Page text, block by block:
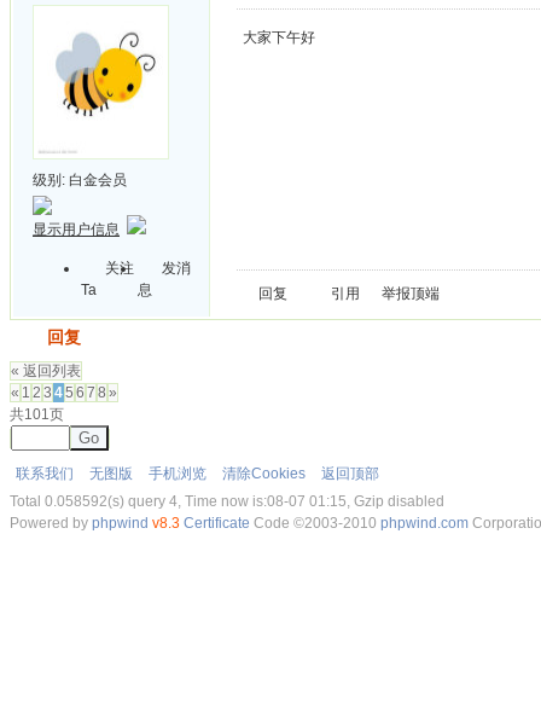
级别: 白金会员
显示用户信息
关注
Ta
发消
息
大家下午好
回复 引用 举报顶端
回复
« 返回列表
« 1 2 3 45 6 7 8 »
共101页
Go
联系我们 无图版 手机浏览 清除Cookies
返回顶部
Total 0.058592(s) query 4, Time now is:08-07 01:15, Gzip disabled
Powered by phpwind v8.3 Certificate Code ©2003-2010 phpwind.com